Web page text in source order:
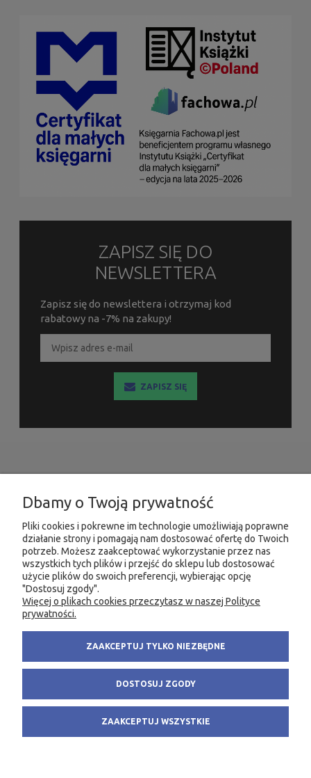
ZAPISZ SIĘ DO
NEWSLETTERA
Zapisz się do newslettera i otrzymaj kod
rabatowy na -7% na zakupy!
ZAPISZ SIĘ
MOJE KONTO
PRODUKTY
KONTAKT
info@fachowa.pl
KSIĘGARNIA FACHOWA.PL
80-299 Gdańsk
NIP: 584-182-39-49
Dbamy o Twoją prywatność
Pliki cookies i pokrewne im technologie umożliwiają poprawne
działanie strony i pomagają nam dostosować ofertę do Twoich
potrzeb. Możesz zaakceptować wykorzystanie przez nas
wszystkich tych plików i przejść do sklepu lub dostosować
użycie plików do swoich preferencji, wybierając opcję
"Dostosuj zgody".
Więcej o plikach cookies przeczytasz w naszej Polityce
prywatności.
ZAAKCEPTUJ TYLKO NIEZBĘDNE
DOSTOSUJ ZGODY
ZAAKCEPTUJ WSZYSTKIE